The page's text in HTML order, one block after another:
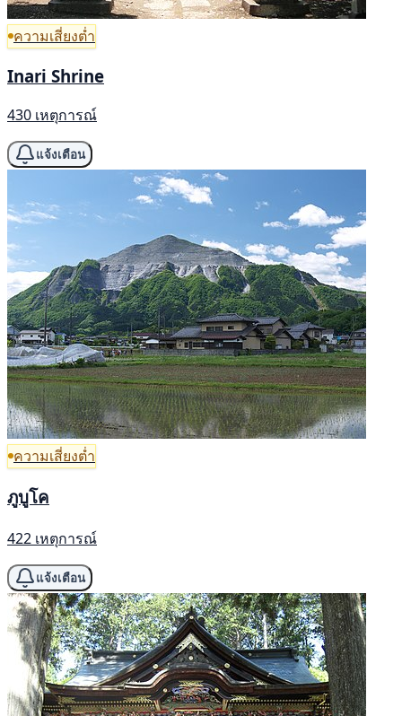
ความเสี่ยงต่ำ
Inari Shrine
430 เหตุการณ์
แจ้งเตือน
ความเสี่ยงต่ำ
ภูบูโค
422 เหตุการณ์
แจ้งเตือน